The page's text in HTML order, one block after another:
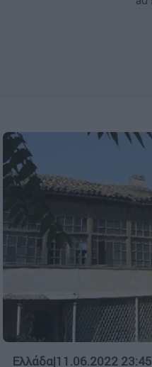
Ελλάδα|11.06.2022 23:45